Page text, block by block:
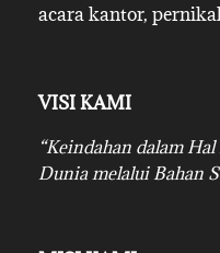
acara kantor,
VISI KAMI
“Keindahan dalam
Dunia melalui Bahan